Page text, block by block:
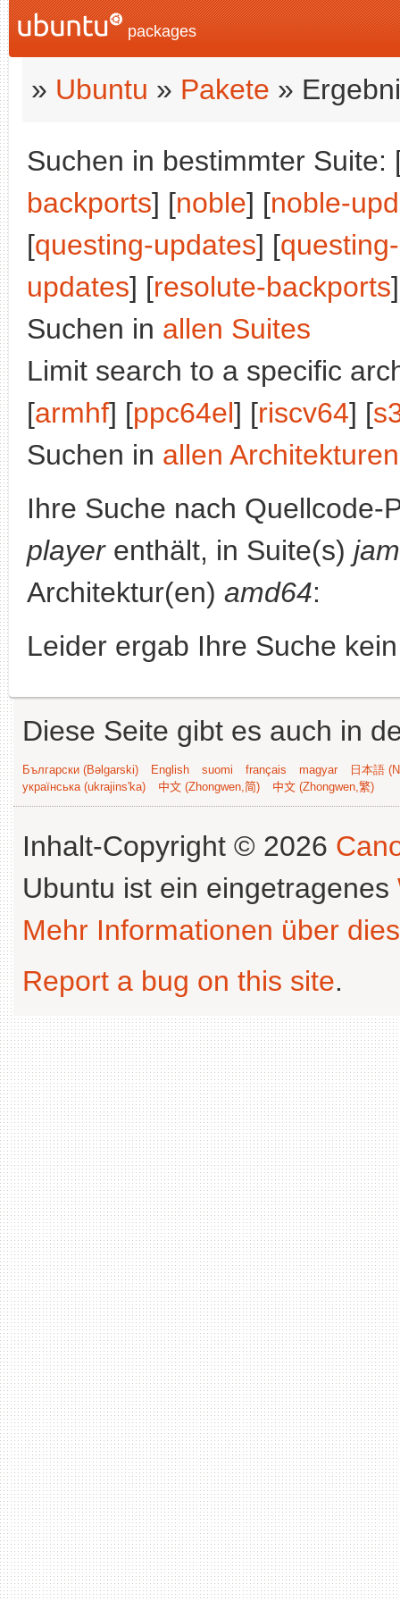
packages
» Ubuntu » Pakete »
Suchen in bestimmter Suite:
backports] [noble] [noble-
[questing-updates] [
updates] [resolute-backports
Suchen in allen Suites
Limit search to a specific
[armhf] [ppc64el] [riscv64] [
Suchen in allen Architekturen
Ihre Suche nach
playerenthält, in Suite(s)
Architektur(en) amd64:
Leider ergab Ihre Suche
Diese Seite gibt es auch in
Български (Bəlgarski) English suomi français magyar
日本語
українська (ukrajins'ka)
中文 (Zhongwen,简) 中文 (Zhongwen,繁)
Inhalt-Copyright © 2026
Ubuntu ist ein eingetragenes
Mehr Informationen über
Report a bug on this site.